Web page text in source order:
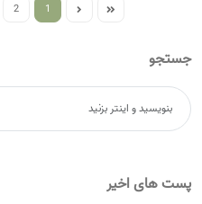
1
2
جستجو
پست های اخیر